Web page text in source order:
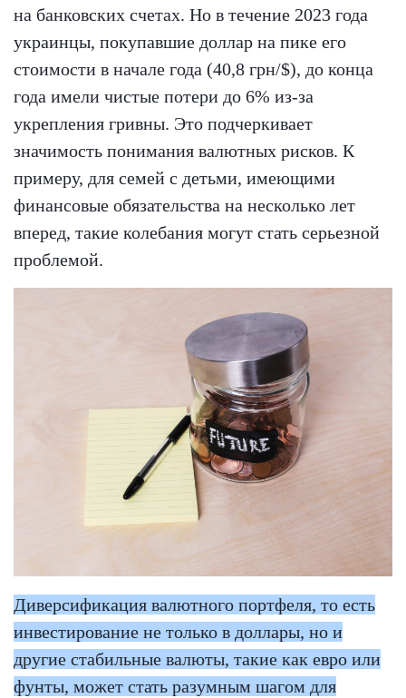
на банковских счетах. Но в течение 2023 года
украинцы, покупавшие доллар на пике его
стоимости в начале года (40,8 грн/$), до конца
года имели чистые потери до 6% из-за
укрепления гривны. Это подчеркивает
значимость понимания валютных рисков. К
примеру, для семей с детьми, имеющими
финансовые обязательства на несколько лет
вперед, такие колебания могут стать серьезной
проблемой.
Диверсификация валютного портфеля, то есть
инвестирование не только в доллары, но и
другие стабильные валюты, такие как евро или
фунты, может стать разумным шагом для